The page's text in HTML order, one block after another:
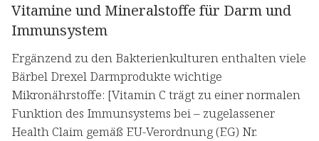
Vitamine und Mineralstoffe für Darm und
Immunsystem
Ergänzend zu den Bakterienkulturen enthalten viele
Bärbel Drexel Darmprodukte wichtige
Mikronährstoffe: [Vitamin C trägt zu einer normalen
Funktion des Immunsystems bei – zugelassener
Health Claim gemäß EU-Verordnung (EG) Nr.